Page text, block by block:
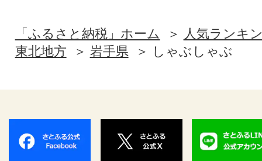
「ふるさと納税」ホーム
人気ランキ
東北地方
岩手県 しゃぶしゃぶ